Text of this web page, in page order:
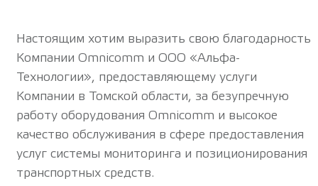
Настоящим хотим выразить свою благодарность
Компании Omnicomm и ООО «Альфа-
Технологии», предоставляющему услуги
Компании в Томской области, за безупречную
работу оборудования Omnicomm и высокое
качество обслуживания в сфере предоставления
услуг системы мониторинга и позиционирования
транспортных средств.